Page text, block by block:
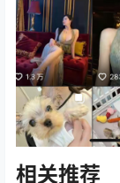
相关推荐